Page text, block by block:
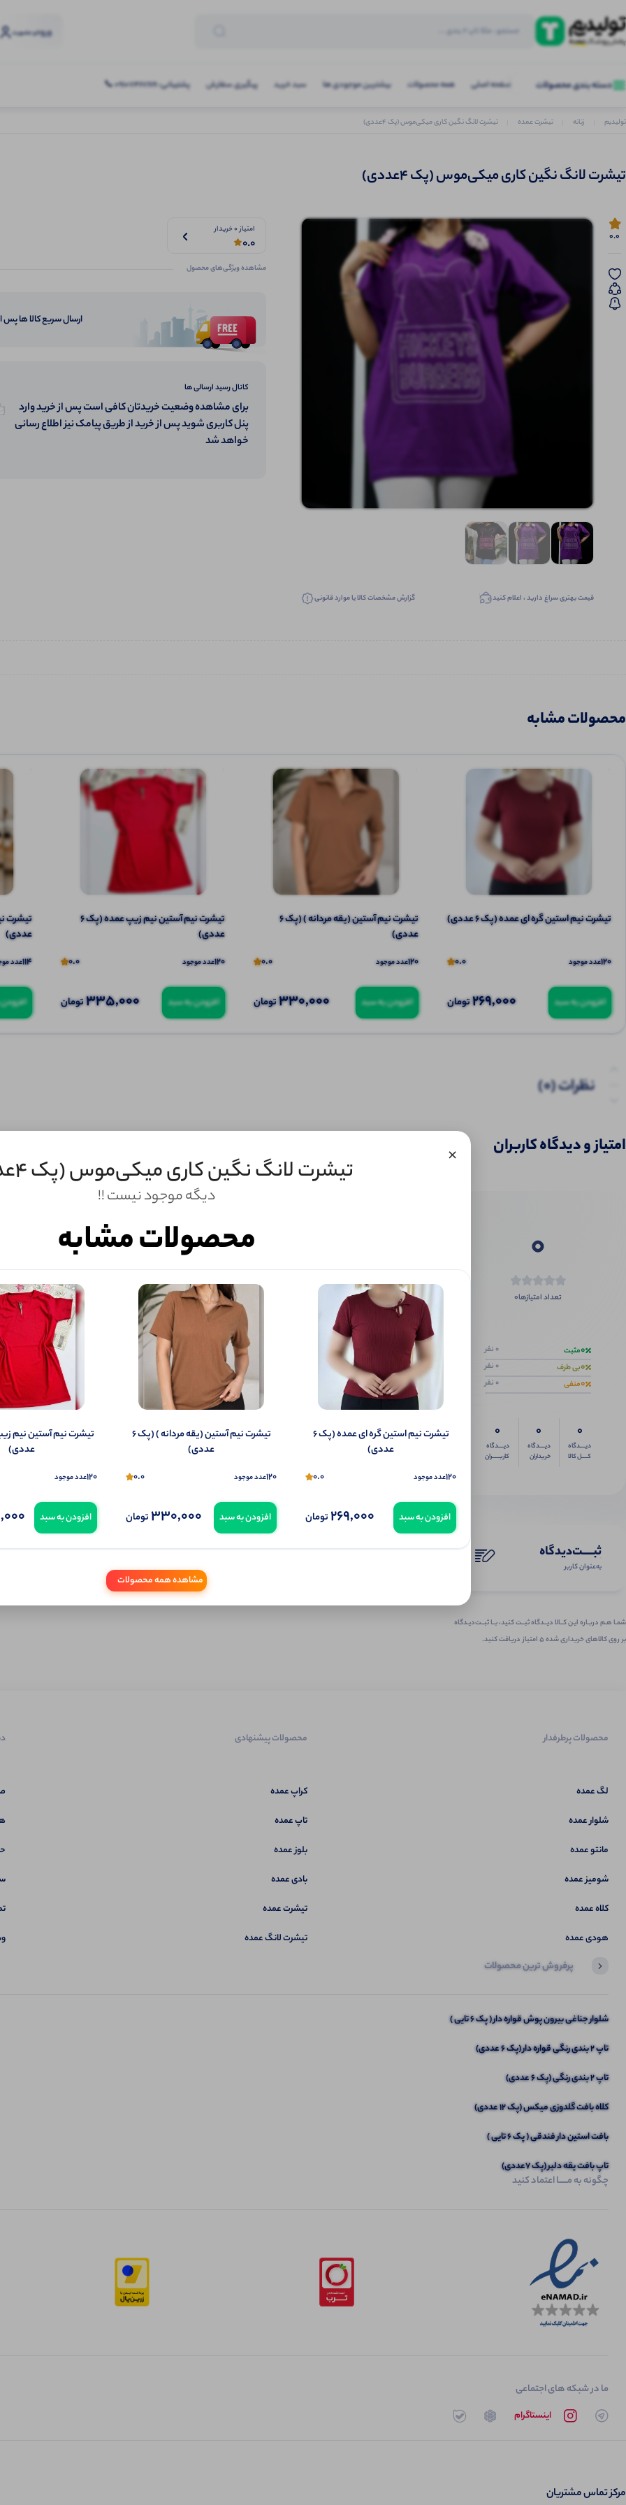
ورودو عضویت
دسته بندی محصولات صفحه اصلی همه محصولات بیشترین موجودی ها سبد خرید پیگیری سفارش پشتیبانی: 09107467619 📞
تولیدیم زنانه تیشرت عمده تیشرت لانگ نگین کاری میکی‌موس (پک 4عددی)
تیشرت لانگ نگین کاری میکی‌موس (پک 4عددی)
0.0
قیمت بهتری سراغ دارید ، اعلام کنید گزارش مشخصات کالا یا موارد قانونی
امتیاز 0 خریدار
0.0
مشاهده ویژگی‌های محصول
ارسال سریع کالا ها
کانال رسید ارسالی ها
برای مشاهده وضعیت خریدتان کافی است پس از خرید وارد
پنل کاربری شوید پس از خرید از طریق پیامک نیز اطلاع رسانی
خواهد شد
محصولات مشابه
تیشرت نیم‌ استین گره ای عمده (پک 6 عددی)
120عدد موجود 0.0
افزودن به سبد 269,000تومان
تیشرت نیم آستین (یقه مردانه ) (پک 6
عددی)
120عدد موجود 0.0
افزودن به سبد 330,000تومان
تیشرت نیم آستین نیم زیپ عمده (پک 6
عددی)️
120عدد موجود 0.0
افزودن به سبد 335,000تومان
عددی)
114عدد
نظرات (0)
امتیاز و دیدگاه کاربران
0
تعداد امتیازها0
0مثبت 0 نفر
0بی طرف 0 نفر
0منفی 0 نفر
0
دیــــدگاه
کــــل کالا
0
دیــــدگاه
خریداران
0
دیــــدگاه
کاربـــــران
ثبـــــت‌دیدگاه
به‌عنوان کاربر
شمـا هـم دربـاره ایـن کــالا دیــدگاه ثبــت کنید، بــا ثبــت‌دیـدگاه
بر روی کالاهای خریداری شده ۵ امتیاز دریافت کنید.
به‌عنوان کاربر
شما هم می‌توانید در مورد این کالا نظر دهید.
اگر این محصول را قبلا خریده باشید، دیدگاه شما به عنوان خریدار ثبت خواهد شد. همچنین در صورت
تمایل می‌توانید به صورت ناشناس نیز دیدگاه خود را ثبت کنید.
محصولات پرطرفدار
لگ عمده
شلوار عمده
مانتو عمده
شومیز عمده
کلاه عمده
هودی عمده
محصولات پیشنهادی
کراپ عمده
تاپ عمده
بلوز عمده
بادی عمده
تیشرت عمده
تیشرت لانگ عمده
پرفروش ترین محصولات
آخرین محصولاتی که بازدید کردید
شلوار جناغی بیرون پوش قواره دار ( پک 6 تایی )
تاپ ۲ بندی رنگی قواره دار (پک 6 عددی)
تاپ 2 بندی رنگی (پک 6 عددی)
کلاه بافت گلدوزی میکس (پک 12 عددی)
بافت استین دار فندقی ( پک 6 تایی )
تاپ بافت یقه دلبر (پک 7عددی)
تیشرت لانگ نگین کاری میکی‌موس (پک 4عددی)
چگونه به مــــــا اعتماد کنید
ما در شبکه های اجتماعی
تلگرام اینستاگرام روبیکا بله
مرکز تماس مشتریان
× تیشرت لانگ نگین کاری میکی‌موس (پک 4عددی)
دیگه موجود نیست !!
محصولات مشابه
تیشرت نیم‌ استین گره ای عمده (پک 6
عددی)
120عدد موجود 0.0
افزودن به سبد 269,000تومان
تیشرت نیم آستین (یقه مردانه ) (پک 6
عددی)
120عدد موجود 0.0
افزودن به سبد 330,000تومان
عددی)️
120عدد موجود
افزودن به سبد
مشاهده همه محصولات